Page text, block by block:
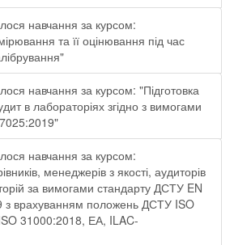
навчання за курсом:
та її оцінювання під час
навчання за курсом: "Підготовка
в лабораторіях згідно з вимогами
навчання за курсом:
менеджерів з якості, аудиторів
за вимогами стандарту ДСТУ EN
з врахуванням положень ДСТУ ISO
31000:2018, ЕА, ILAC-